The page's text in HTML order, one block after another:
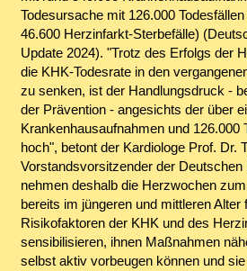
Todesursache mit 126.000
46.600 Herzinfarkt-Sterbefälle)
Update 2024). "Trotz des Erfolgs der
die KHK-Todesrate in den
zu senken, ist der Handlungsdruck -
der Prävention - angesichts der über
Krankenhausaufnahmen und 126.000
hoch", betont der Kardiologe Prof. Dr.
Vorstandsvorsitzender der Deutschen
nehmen deshalb die Herzwochen
bereits im jüngeren und mittleren Alter
Risikofaktoren der KHK und des
sensibilisieren, ihnen Maßnahmen
selbst aktiv vorbeugen können und